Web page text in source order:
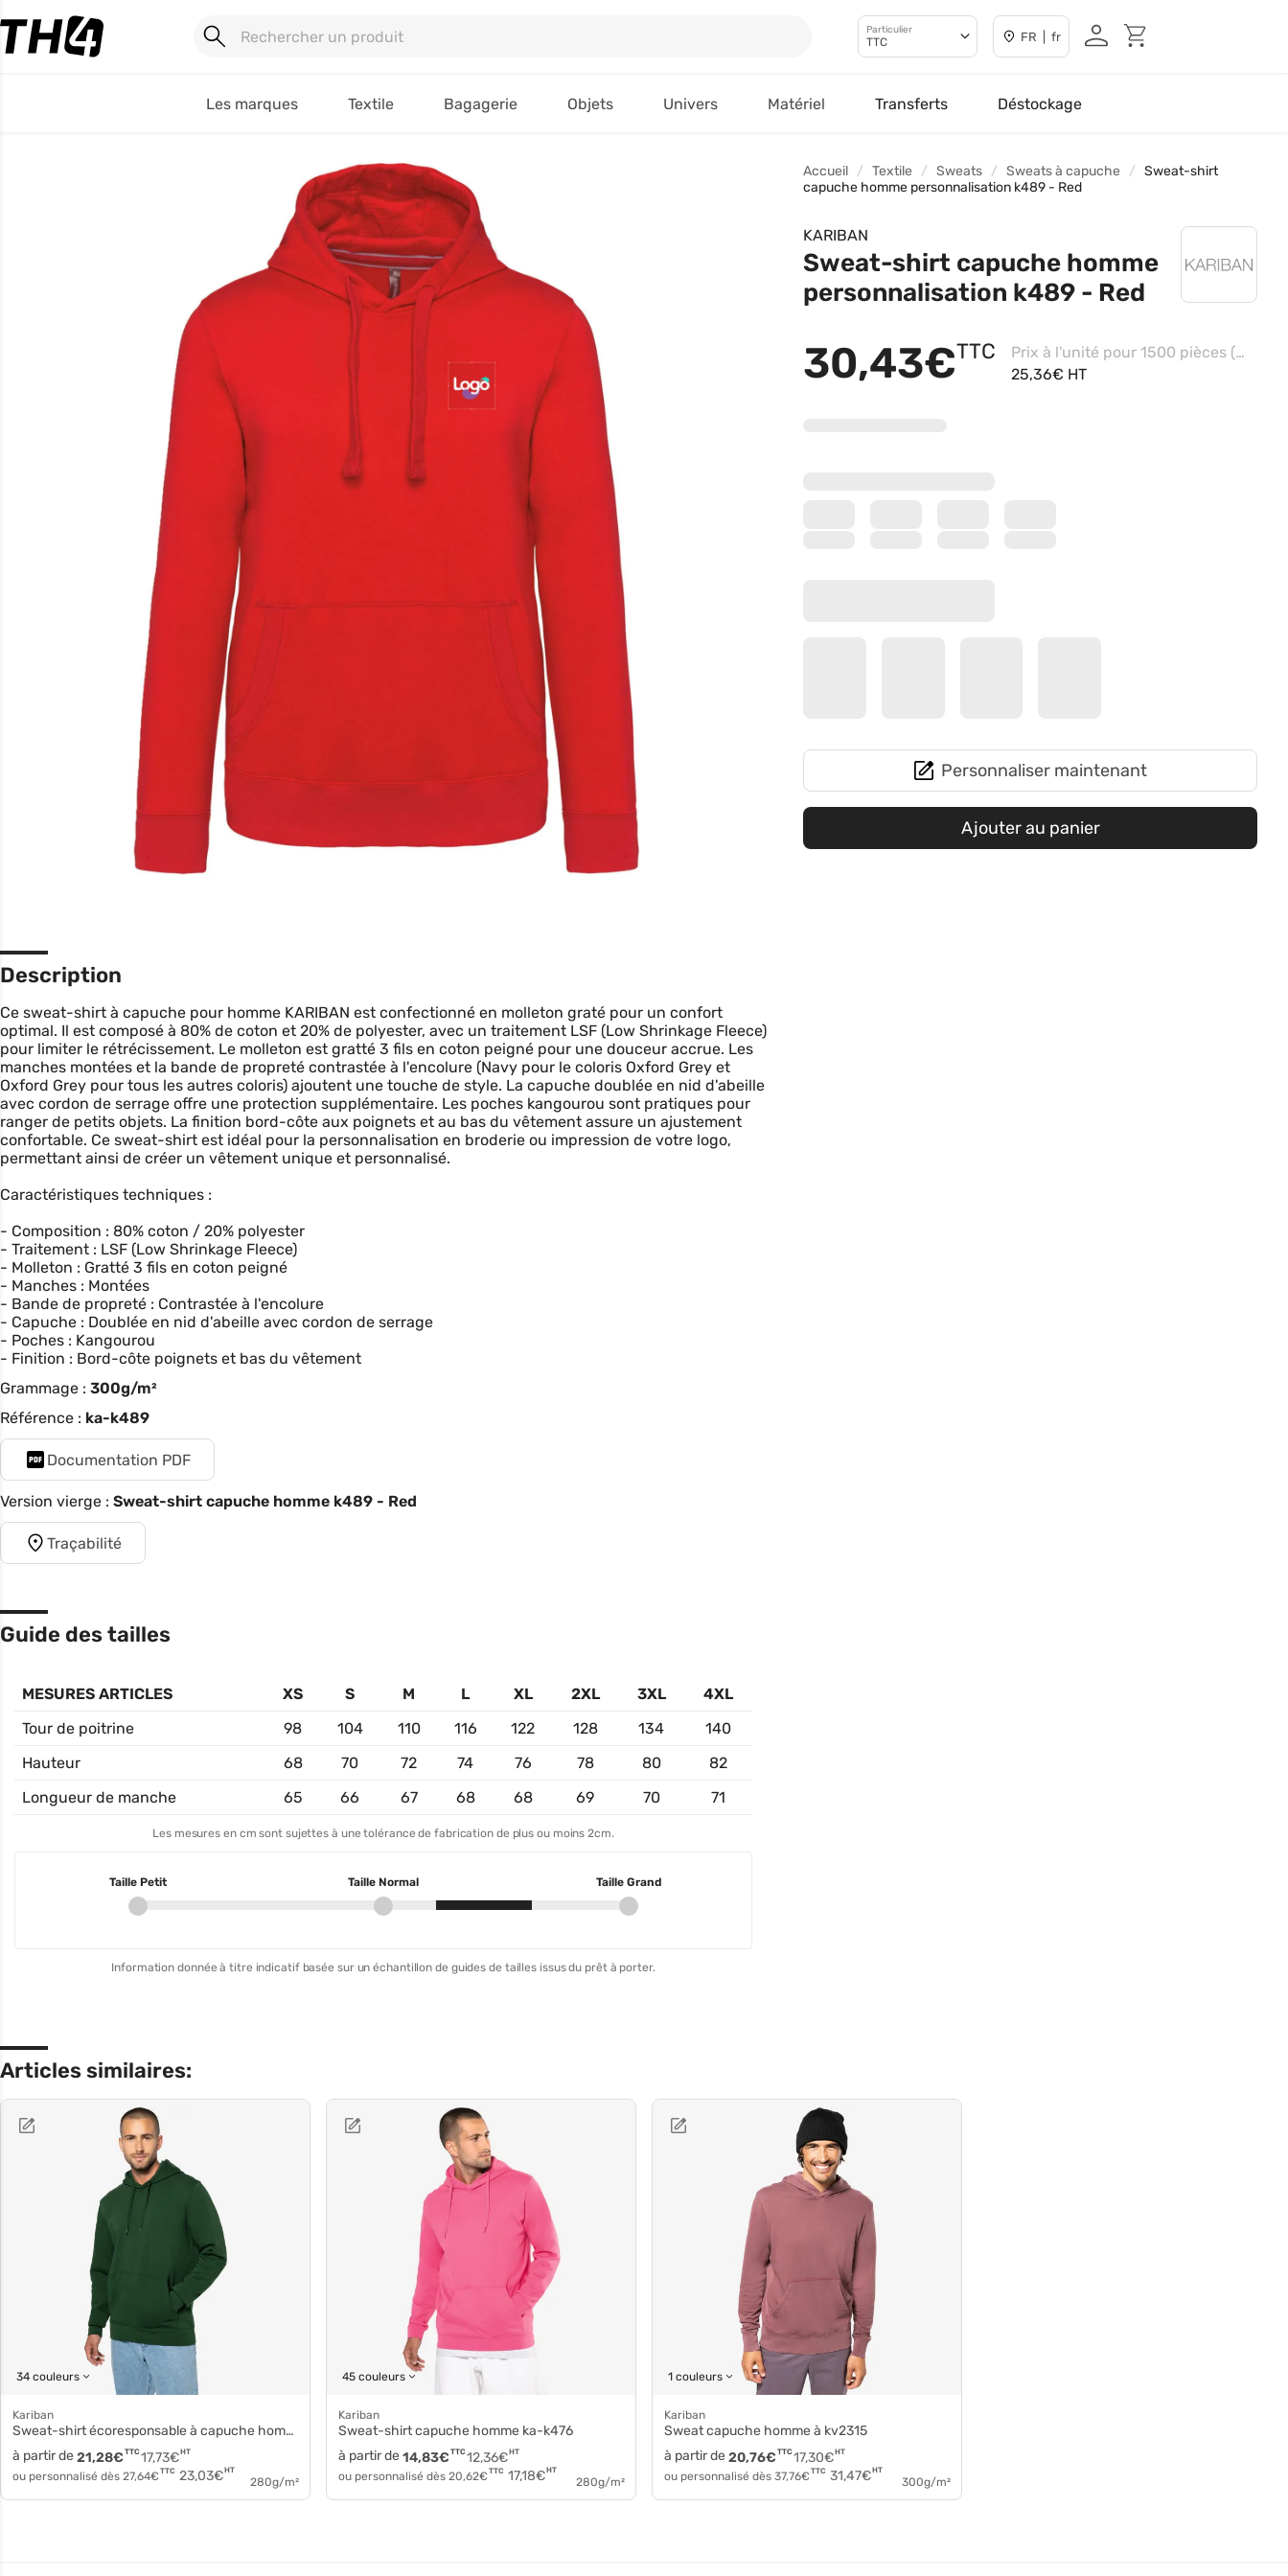
Particulier
TTC FR | fr
Les marques Textile Bagagerie Objets Univers Matériel Transferts Déstockage
Accueil Textile Sweats Sweats à capuche
Sweat-shirt
capuche homme personnalisation k489 - Red
KARIBAN
Sweat-shirt capuche homme
personnalisation k489 - Red
30,43€TTC
Prix à l'unité pour 1500 pièces (M - Black, Impression coeur)
25,36€ HT
Personnaliser maintenant
Ajouter au panier
Description
Ce sweat-shirt à capuche pour homme KARIBAN est confectionné en molleton graté pour un confort
optimal. Il est composé à 80% de coton et 20% de polyester, avec un traitement LSF (Low Shrinkage Fleece)
pour limiter le rétrécissement. Le molleton est gratté 3 fils en coton peigné pour une douceur accrue. Les
manches montées et la bande de propreté contrastée à l'encolure (Navy pour le coloris Oxford Grey et
Oxford Grey pour tous les autres coloris) ajoutent une touche de style. La capuche doublée en nid d'abeille
avec cordon de serrage offre une protection supplémentaire. Les poches kangourou sont pratiques pour
ranger de petits objets. La finition bord-côte aux poignets et au bas du vêtement assure un ajustement
confortable. Ce sweat-shirt est idéal pour la personnalisation en broderie ou impression de votre logo,
permettant ainsi de créer un vêtement unique et personnalisé.
Caractéristiques techniques :
- Composition : 80% coton / 20% polyester
- Traitement : LSF (Low Shrinkage Fleece)
- Molleton : Gratté 3 fils en coton peigné
- Manches : Montées
- Bande de propreté : Contrastée à l'encolure
- Capuche : Doublée en nid d'abeille avec cordon de serrage
- Poches : Kangourou
- Finition : Bord-côte poignets et bas du vêtement
Grammage : 300g/m²
Référence : ka-k489
Documentation PDF
Version vierge : Sweat-shirt capuche homme k489 - Red
Traçabilité
Guide des tailles
MESURES ARTICLES XS S M L XL 2XL 3XL
4XL
Tour de poitrine
98 104 110 116 122 128 134
140
Hauteur
68 70 72 74 76 78 80
82
Longueur de manche
65 66 67 68 68 69 70 71
Les mesures en cm sont sujettes à une tolérance de fabrication de plus ou moins 2cm.
Taille Petit Taille Normal Taille Grand
Information donnée à titre indicatif basée sur un échantillon de guides de tailles issus du prêt à porter.
Articles similaires:
34 couleurs
Kariban
Sweat-shirt écoresponsable à capuche homme k4027
à partir de
17,73€HT
21,28€ TTC
ou personnalisé dès 27,64€ TTC 23,03€HT
280g/m²
45 couleurs
Kariban
Sweat-shirt capuche homme ka-k476
à partir de
12,36€HT
14,83€ TTC
ou personnalisé dès 20,62€ TTC 17,18€HT
280g/m²
1 couleurs
Kariban
Sweat capuche homme à kv2315
à partir de
17,30€HT
20,76€ TTC
ou personnalisé dès 37,76€ TTC 31,47€HT
300g/m²